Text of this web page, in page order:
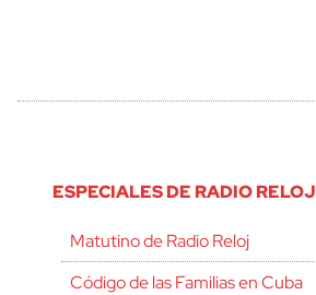
ESPECIALES DE RADIO RELOJ
Matutino de Radio Reloj
Código de las Familias en Cuba